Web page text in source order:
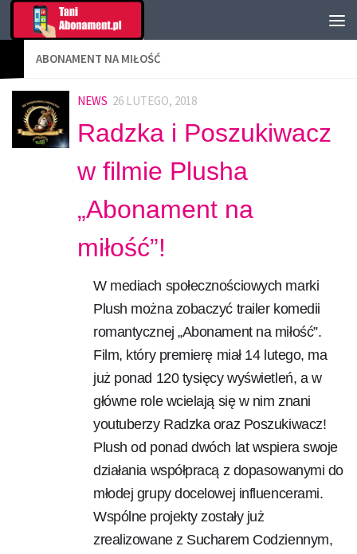
ABONAMENT NA MIŁOŚĆ
NEWS 26 LUTEGO, 2018
Radzka i Poszukiwacz
w filmie Plusha
„Abonament na
miłość”!
W mediach społecznościowych marki
Plush można zobaczyć trailer komedii
romantycznej „Abonament na miłość”.
Film, który premierę miał 14 lutego, ma
już ponad 120 tysięcy wyświetleń, a w
główne role wcielają się w nim znani
youtuberzy Radzka oraz Poszukiwacz!
Plush od ponad dwóch lat wspiera swoje
działania współpracą z dopasowanymi do
młodej grupy docelowej influencerami.
Wspólne projekty zostały już
zrealizowane z Sucharem Codziennym,